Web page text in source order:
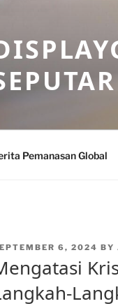
Pemanasan Global
6, 2024 BY